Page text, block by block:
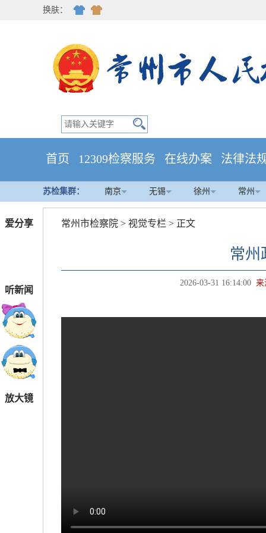
爱分享
听新闻
放大镜
换肤：
首页 12309检察服务 在线办案 法律法
苏检集群： 南京 无锡 徐州 常州
常州市检察院 > 视觉专栏 > 正文
常州
2026-03-31 16:14:00 来